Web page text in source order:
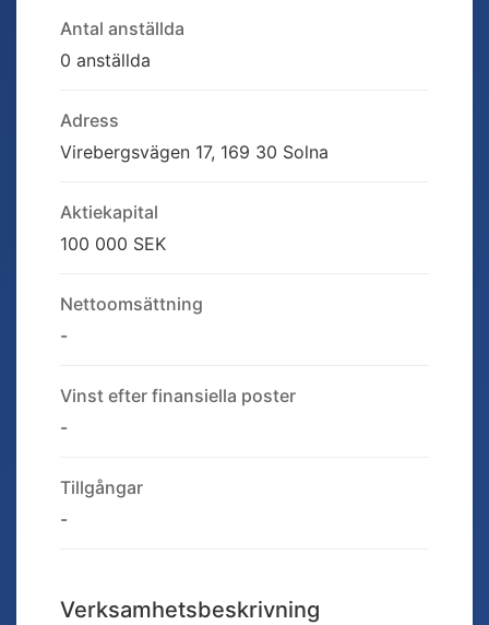
Antal anställda
0 anställda
Adress
Virebergsvägen 17, 169 30 Solna
Aktiekapital
100 000 SEK
Nettoomsättning
-
Vinst efter finansiella poster
-
Tillgångar
-
Verksamhetsbeskrivning